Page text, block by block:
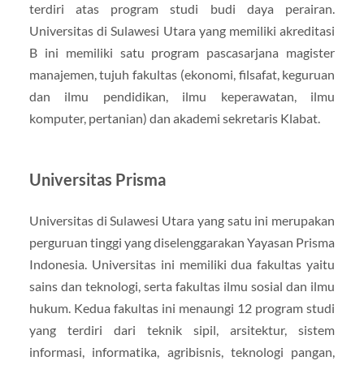
terdiri atas program studi budi daya perairan.
Universitas di Sulawesi Utara yang memiliki akreditasi
B ini memiliki satu program pascasarjana magister
manajemen, tujuh fakultas (ekonomi, filsafat, keguruan
dan ilmu pendidikan, ilmu keperawatan, ilmu
komputer, pertanian) dan akademi sekretaris Klabat.
Universitas Prisma
Universitas di Sulawesi Utara yang satu ini merupakan
perguruan tinggi yang diselenggarakan Yayasan Prisma
Indonesia. Universitas ini memiliki dua fakultas yaitu
sains dan teknologi, serta fakultas ilmu sosial dan ilmu
hukum. Kedua fakultas ini menaungi 12 program studi
yang terdiri dari teknik sipil, arsitektur, sistem
informasi, informatika, agribisnis, teknologi pangan,